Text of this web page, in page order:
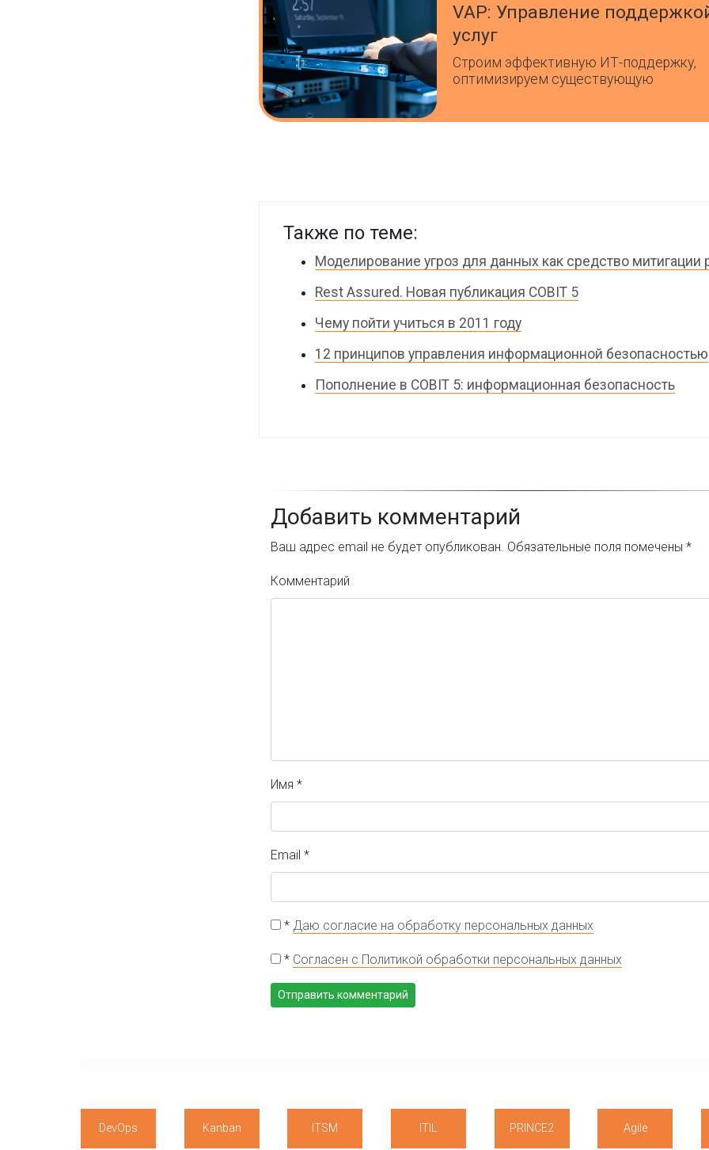
VAP: Управление
услуг
Строим эффективную ИТ-поддержку,
оптимизируем существующую
Также по теме:
Моделирование угроз для данных как средство митигации
Rest Assured. Новая публикация COBIT 5
Чему пойти учиться в 2011 году
12 принципов управления информационной безопасностью
Пополнение в COBIT 5: информационная безопасность
Добавить комментарий
Ваш адрес email не будет опубликован. Обязательные поля помечены *
Комментарий
Имя *
Email *
* Даю согласие на обработку персональных данных
* Согласен с Политикой обработки персональных данных
DevOps Kanban ITSM ITIL PRINCE2 Agile